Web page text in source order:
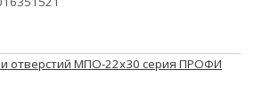
отверстий МПО-22х30 серия ПРОФИ